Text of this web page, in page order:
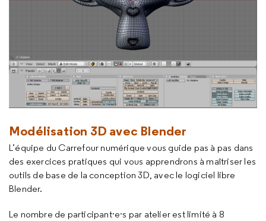
Modélisation 3D avec Blender
L’équipe du Carrefour numérique vous guide pas à pas dans
des exercices pratiques qui vous apprendrons à maîtriser les
outils de base de la conception 3D, avec le logiciel libre
Blender.
Le nombre de participant·e·s par atelier est limité à 8